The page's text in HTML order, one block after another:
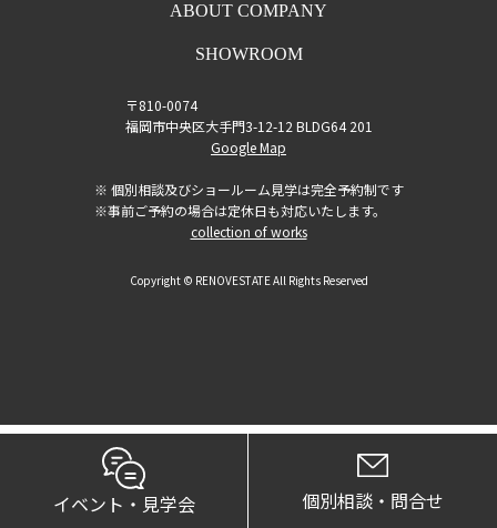
ABOUT COMPANY
SHOWROOM
〒810-0074
福岡市中央区大手門3-12-12 BLDG64 201
Google Map
※ 個別相談及びショールーム見学は完全予約制です
※事前ご予約の場合は定休日も対応いたします。
collection of works
Copyright © RENOVESTATE All Rights Reserved
イベント・見学会 個別相談・問合せ